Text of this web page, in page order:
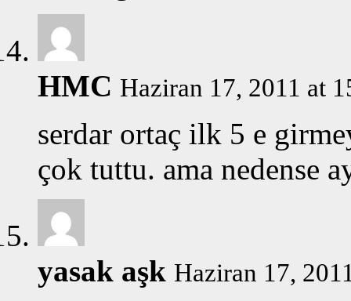
HMC Haziran 17, 2011 at
serdar ortaç ilk 5 e
çok tuttu. ama nedense
yasak aşk Haziran 17,